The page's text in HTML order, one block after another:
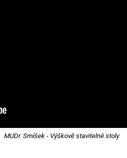
MUDr. Smíšek - Výškově stavitelné stoly